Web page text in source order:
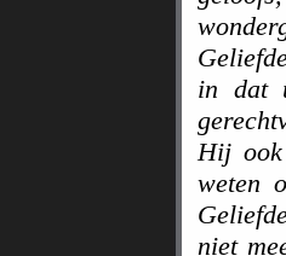
in dat
Hij
weten
niet